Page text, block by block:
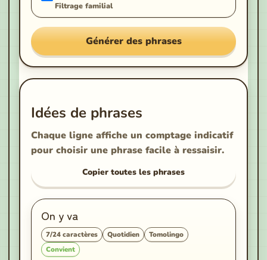
Filtrage familial
Générer des phrases
Idées de phrases
Chaque ligne affiche un comptage indicatif
pour choisir une phrase facile à ressaisir.
Copier toutes les phrases
On y va
7/24caractères Quotidien
Tomolingo
Convient